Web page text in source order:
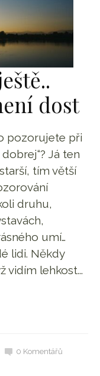
dost
pozorujete při
Já ten
tím větší
druhu,
umí…
lidi. Někdy
vidím lehkost...
0 Komentářů